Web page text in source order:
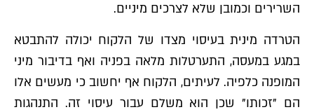
השרירים וכמובן שלא לצרכים מיניים.
הטרדה מינית בעיסוי מצדו של הלקוח יכולה להתבטא
במגע במעסה, התערטלות מלאה בפניה ואף בדיבור מיני
המופנה כלפיה. לעיתים, הלקוח אף יחשוב כי מעשים אלו
הם "זכותו" שכן הוא משלם עבור עיסוי זה. התנהגות